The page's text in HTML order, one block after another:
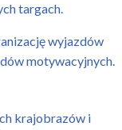
targach.
wyjazdów
motywacyjnych.
krajobrazów i